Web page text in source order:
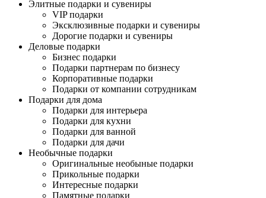
Элитные подарки и сувениры
VIP подарки
Эксклюзивные подарки и сувениры
Дорогие подарки и сувениры
Деловые подарки
Бизнес подарки
Подарки партнерам по бизнесу
Корпоративные подарки
Подарки от компании сотрудникам
Подарки для дома
Подарки для интерьера
Подарки для кухни
Подарки для ванной
Подарки для дачи
Необычные подарки
Оригинальные необыные подарки
Прикольные подарки
Интересные подарки
Памятные подарки